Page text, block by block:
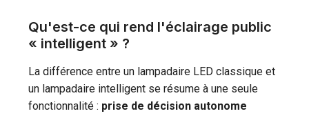
Qu'est-ce qui rend l'éclairage public
« intelligent » ?
La différence entre un lampadaire LED classique et
un lampadaire intelligent se résume à une seule
fonctionnalité : prise de décision autonome